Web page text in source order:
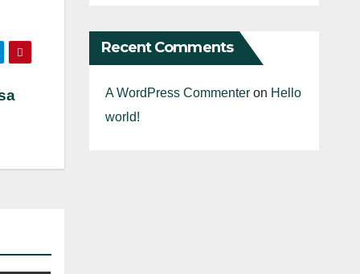
Recent Comments
A WordPress Commenteron Hello
world!